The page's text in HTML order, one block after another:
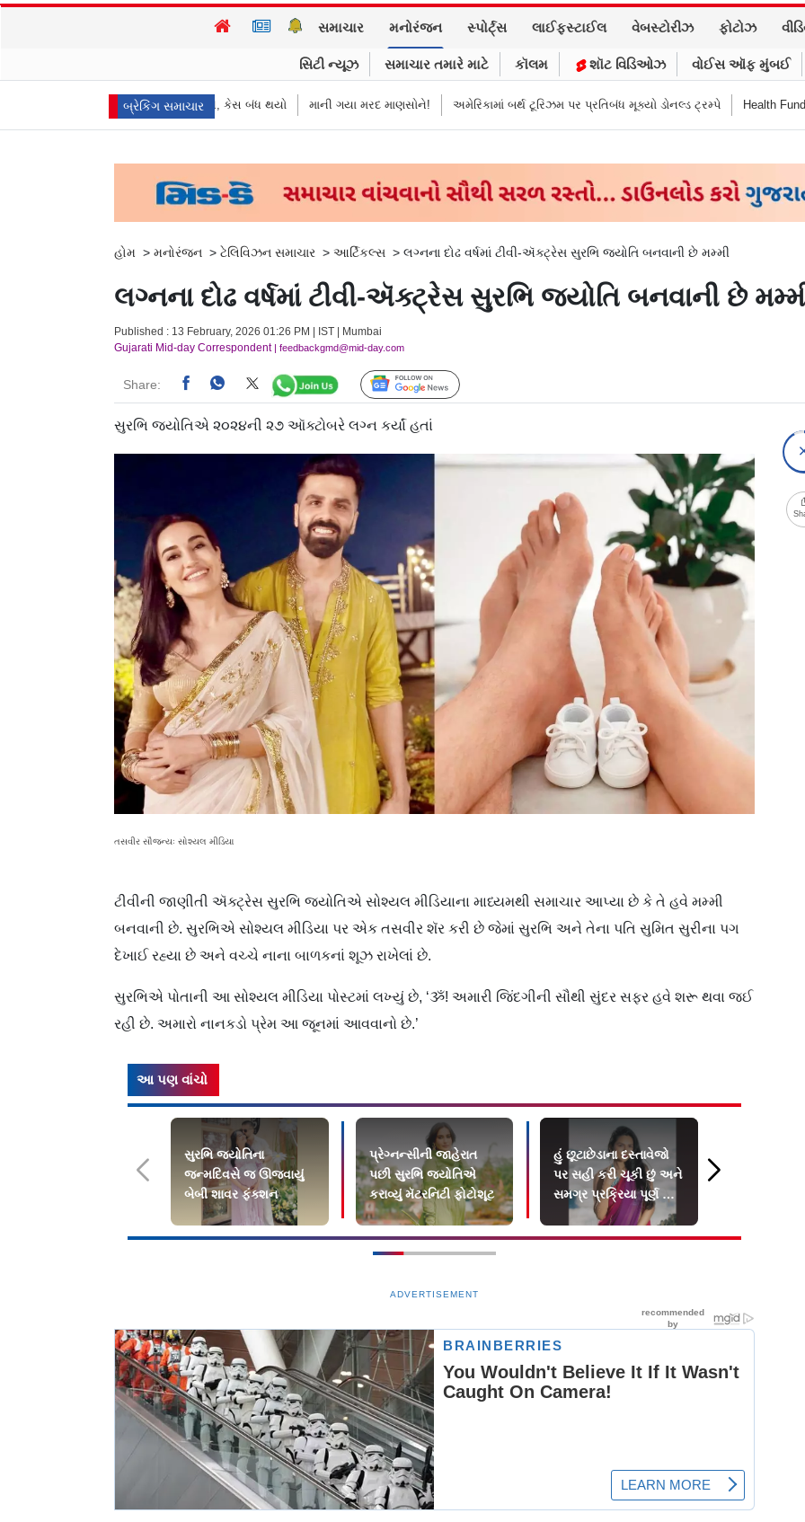
સમાચાર મનોરંજન સ્પોર્ટ્સ લાઈફસ્ટાઈલ વેબસ્ટોરીઝ ફોટોઝ
સિટી ન્યૂઝ સમાચાર તમારે માટે કૉલમ શૉટ વિડિઓઝ વોઈસ ઑફ મુંબઈ
બ્રેકિંગ સમાચાર
અરજી પાછી ખેંચી લીધી, કેસ બંધ થયો માની ગયા મરદ માણસોને! અમેરિકામાં બર્થ ટૂરિઝમ પર પ્રતિબંધ મૂક્યો ડોનલ્ડ ટ્રમ્પે Health Funda: મહારાષ્ટ્રમાં
હોમ > મનોરંજન > ટેલિવિઝન સમાચાર > આર્ટિકલ્સ > લગ્નના દોઢ વર્ષમાં ટીવી-ઍક્ટ્રેસ સુરભિ જ્યોતિ બનવાની છે મમ્મી
લગ્નના દોઢ વર્ષમાં ટીવી-ઍક્ટ્રેસ સુરભિ જ્યોતિ બનવાની છે
Published : 13 February, 2026 01:26 PM | IST | Mumbai
Gujarati Mid-day Correspondent| feedbackgmd@mid-day.com
Share: Follow Us
સુરભિ જ્યોતિએ ૨૦૨૪ની ૨૭ ઑક્ટોબરે લગ્ન કર્યાં હતાં
તસવીર સૌજન્યઃ સોશ્યલ મીડિયા
ટીવીની જાણીતી ઍક્ટ્રેસ સુરભિ જ્યોતિએ સોશ્યલ મીડિયાના માધ્યમથી સમાચાર આપ્યા છે કે તે હવે મમ્મી
બનવાની છે. સુરભિએ સોશ્યલ મીડિયા પર એક તસવીર શૅર કરી છે જેમાં સુરભિ અને તેના પતિ સુમિત સુરીના પગ
દેખાઈ રહ્યા છે અને વચ્ચે નાના બાળકનાં શૂઝ રાખેલાં છે.
સુરભિએ પોતાની આ સોશ્યલ મીડિયા પોસ્ટમાં લખ્યું છે, ‘ૐ! અમારી જિંદગીની સૌથી સુંદર સફર હવે શરૂ થવા જઈ
રહી છે. અમારો નાનકડો પ્રેમ આ જૂનમાં આવવાનો છે.’
આ પણ વાંચો
સુરભિ જ્યોતિના
જન્મદિવસે જ ઊજવાયું
બેબી શાવર ફંક્શન
પ્રેગ્નન્સીની જાહેરાત
પછી સુરભિ જ્યોતિએ
કરાવ્યું મૅટરનિટી ફોટોશૂટ
હું છૂટાછેડાના દસ્તાવેજો
પર સહી કરી ચૂકી છું અને
સમગ્ર પ્રક્રિયા પૂર્ણ થઈ
ગઈ છે
ADVERTISEMENT